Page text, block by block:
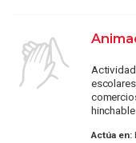
Actúa en: